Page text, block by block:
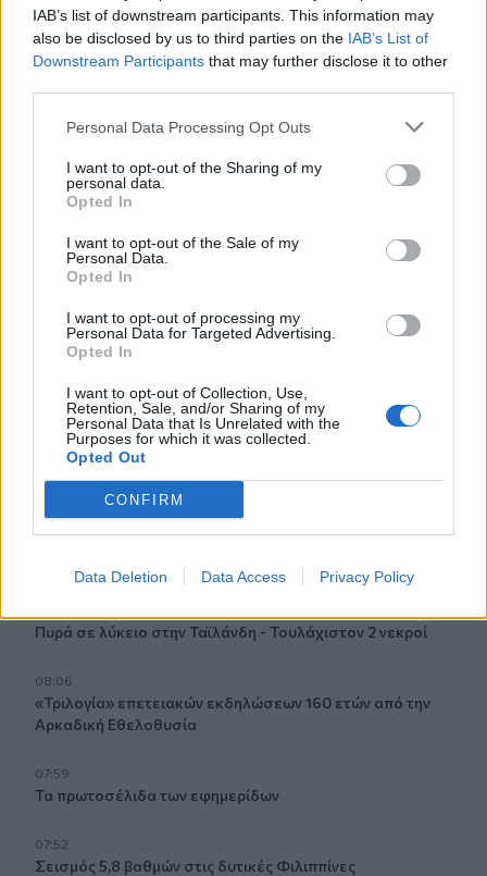
IAB’s list of downstream participants. This information may
also be disclosed by us to third parties on the IAB’s List of
Downstream Participants that may further disclose it to other
Personal Data Processing Opt Outs
I want to opt-out of the Sharing of my
personal data.
Opted In
I want to opt-out of the Sale of my
Personal Data.
Opted In
I want to opt-out of processing my
Personal Data for Targeted Advertising.
Opted In
I want to opt-out of Collection, Use,
Retention, Sale, and/or Sharing of my
Personal Data that Is Unrelated with the
Purposes for which it was collected.
Opted Out
CONFIRM
Data Deletion Data Access Privacy Policy
Ροή ειδήσεων Δημοφιλή
Αίγιο: Νεκρός 52χρονος οδηγός λεωφορείου, υπέστη
καρδιακό επεισόδιο στο τιμόνι
Σίντνεϊ Τάουλ: Πέθανε σε ηλικία 26 ετών η σταρ του
TikTok
08:34
«Καμίνι» τις επόμενες ημέρες η Κρήτη και μελτέμια έως 8
08:30
(βίντεο)
08:22
Φωτιά σε εγκαταλελειμμένο κτίριο στο Μοσχάτο
08:15
ΟΦΗ: Αυτός πρέπει να είναι, καταρχήν, ο στόχος στο
Πυρά σε λύκειο στην Ταϊλάνδη - Τουλάχιστον 2 νεκροί
08:06
«Τριλογία» επετειακών εκδηλώσεων 160 ετών από την
Αρκαδική Εθελοθυσία
07:59
Τα πρωτοσέλιδα των εφημερίδων
07:52
Σεισμός 5,8 βαθμών στις δυτικές Φιλιππίνες